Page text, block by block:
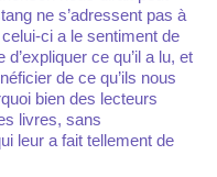
ne s’adressent pas à
ci a le sentiment de
ce qu’il a lu, et
de ce qu’ils nous
bien des lecteurs
livres, sans
leur a fait tellement de